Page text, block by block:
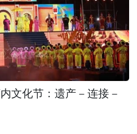
文化节：遗产 – 连接 –